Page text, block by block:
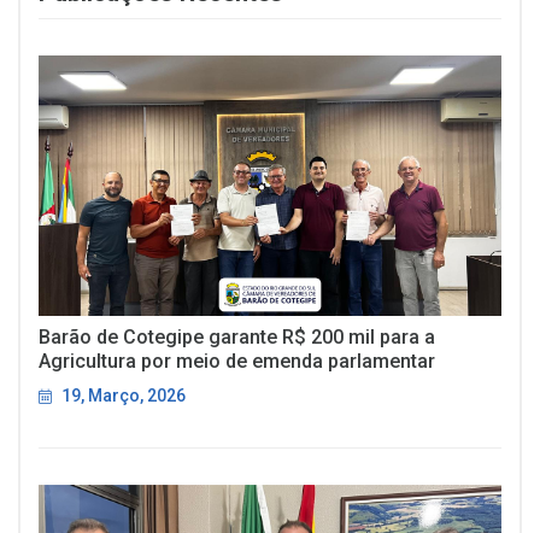
Barão de Cotegipe garante R$ 200 mil para a
Agricultura por meio de emenda parlamentar
19, Março, 2026